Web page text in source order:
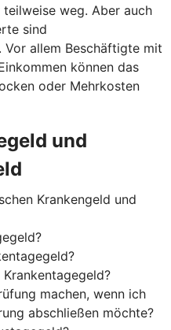
weg. Aber auch
sind
Vor allem Beschäftigte mit
können das
oder Mehrkosten
und
Krankengeld und
machen, wenn ich
abschließen möchte?